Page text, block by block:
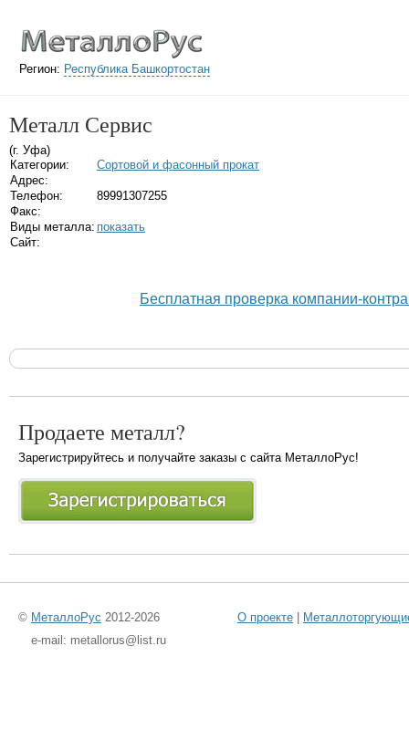
Регион: Республика Башкортостан
Металл Сервис
(г. Уфа)
Категории:
Сортовой и фасонный прокат
Адрес:
Телефон:
89991307255
Факс:
Виды металла: показать
Сайт:
Бесплатная проверка компании-
Продаете металл?
Зарегистрируйтесь и получайте заказы с сайта МеталлоРус!
© МеталлоРус 2012-2026 О проекте
e-mail: metallorus@list.ru